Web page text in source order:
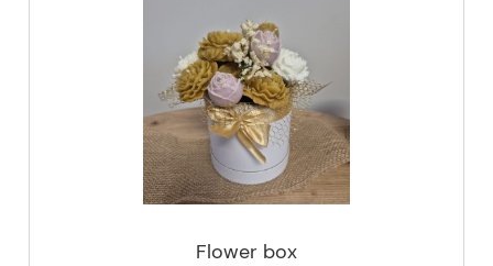
Flower box